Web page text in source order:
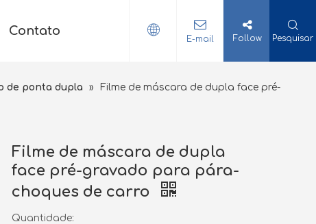
Contato
E-mail Follow Pesquisar
de ponta dupla »
Filme de máscara de dupla face pré-
Filme de máscara de dupla
face pré-gravado para pára-
choques de carro
Quantidade: